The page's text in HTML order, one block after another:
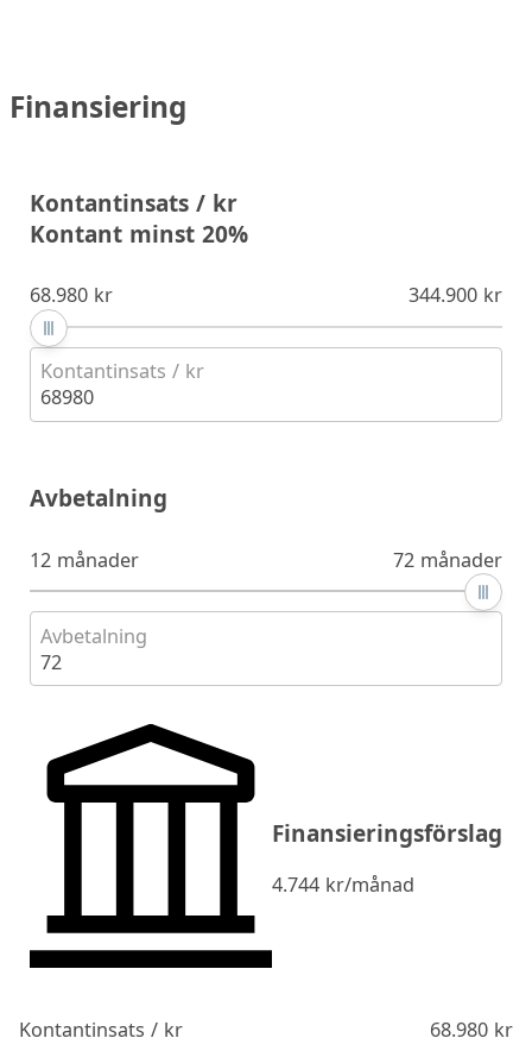
Finansiering
Kontantinsats / kr
Kontant minst 20%
68.980 kr 344.900 kr
Kontantinsats / kr
68980
Avbetalning
12 månader 72 månader
Avbetalning
72
Finansieringsförslag
4.744 kr/månad
Kontantinsats / kr 68.980kr